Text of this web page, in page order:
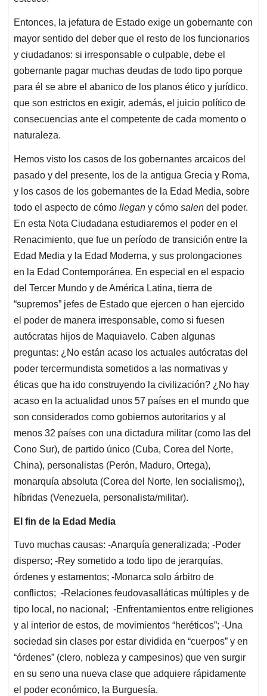
Entonces, la jefatura de Estado exige un gobernante con
mayor sentido del deber que el resto de los funcionarios
y ciudadanos: si irresponsable o culpable, debe el
gobernante pagar muchas deudas de todo tipo porque
para él se abre el abanico de los planos ético y jurídico,
que son estrictos en exigir, además, el juicio político de
consecuencias ante el competente de cada momento o
naturaleza.
Hemos visto los casos de los gobernantes arcaicos del
pasado y del presente, los de la antigua Grecia y Roma,
y los casos de los gobernantes de la Edad Media, sobre
todo el aspecto de cómo llegan y cómo salen del poder.
En esta Nota Ciudadana estudiaremos el poder en el
Renacimiento, que fue un período de transición entre la
Edad Media y la Edad Moderna, y sus prolongaciones
en la Edad Contemporánea. En especial en el espacio
del Tercer Mundo y de América Latina, tierra de
“supremos” jefes de Estado que ejercen o han ejercido
el poder de manera irresponsable, como si fuesen
autócratas hijos de Maquiavelo. Caben algunas
preguntas: ¿No están acaso los actuales autócratas del
poder tercermundista sometidos a las normativas y
éticas que ha ido construyendo la civilización? ¿No hay
acaso en la actualidad unos 57 países en el mundo que
son considerados como gobiernos autoritarios y al
menos 32 países con una dictadura militar (como las del
Cono Sur), de partido único (Cuba, Corea del Norte,
China), personalistas (Perón, Maduro, Ortega),
monarquía absoluta (Corea del Norte, !en socialismo¡),
híbridas (Venezuela, personalista/militar).
El fin de la Edad Media
Tuvo muchas causas: -Anarquía generalizada; -Poder
disperso; -Rey sometido a todo tipo de jerarquías,
órdenes y estamentos; -Monarca solo árbitro de
conflictos; -Relaciones feudovasalláticas múltiples y de
tipo local, no nacional; -Enfrentamientos entre religiones
y al interior de estos, de movimientos “heréticos”; -Una
sociedad sin clases por estar dividida en “cuerpos” y en
“órdenes” (clero, nobleza y campesinos) que ven surgir
en su seno una nueva clase que adquiere rápidamente
el poder económico, la Burguesía.